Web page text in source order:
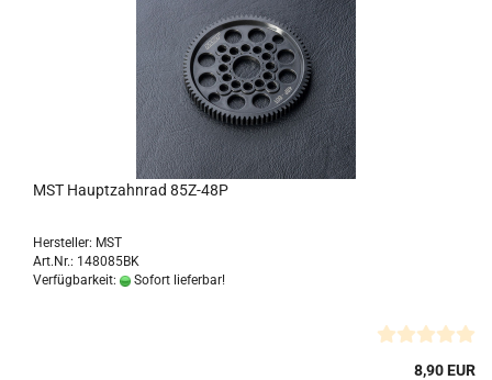
MST Hauptzahnrad 85Z-48P
Hersteller: MST
Art.Nr.: 148085BK
Verfügbarkeit:
Sofort lieferbar!
8,90 EUR